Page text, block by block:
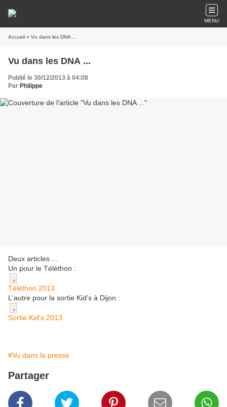
MENU
Accueil » Vu dans les DNA ...
Vu dans les DNA ...
Publié le 30/12/2013 à 04:08
Par Philippe
Deux articles ...
Un pour le Télèthon :
Téléthon 2013
L'autre pour la sortie Kid's à Dijon :
Sortie Kid's 2013
#Vu dans la presse
Partager